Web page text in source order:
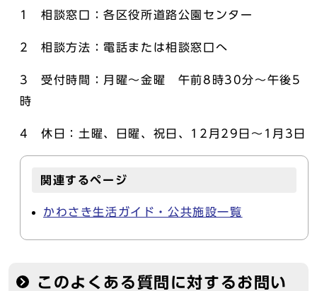
1 相談窓口：各区役所道路公園センター
2 相談方法：電話または相談窓口へ
3 受付時間：月曜～金曜 午前8時30分～午後5
時
4 休日：土曜、日曜、祝日、12月29日～1月3日
関連するページ
かわさき生活ガイド・公共施設一覧
このよくある質問に対するお問い